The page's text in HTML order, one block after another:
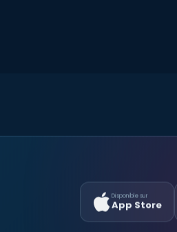
Disponible sur
App Store